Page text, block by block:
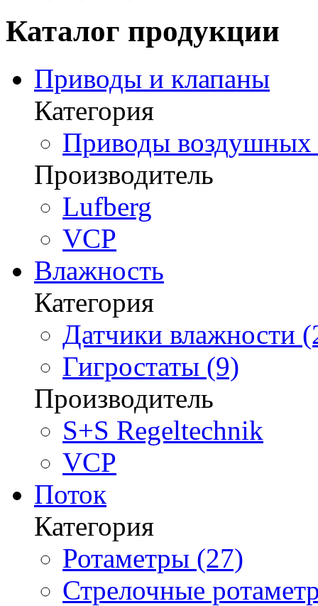
Каталог продукции
Приводы и клапаны
Категория
Приводы воздушных
Производитель
Lufberg
VCP
Влажность
Категория
Датчики влажности
Гигростаты (9)
Производитель
S+S Regeltechnik
VCP
Поток
Категория
Ротаметры (27)
Стрелочные